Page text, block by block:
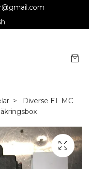
Diverse EL MC